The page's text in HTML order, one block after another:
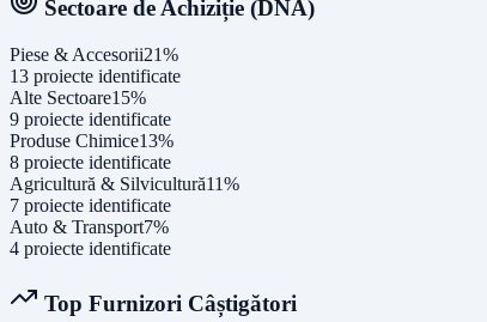
Sectoare de Achiziție (DNA)
Piese & Accesorii21%
13 proiecte identificate
Alte Sectoare15%
9 proiecte identificate
Produse Chimice13%
8 proiecte identificate
Agricultură & Silvicultură11%
7 proiecte identificate
Auto & Transport7%
4 proiecte identificate
Top Furnizori Câștigători